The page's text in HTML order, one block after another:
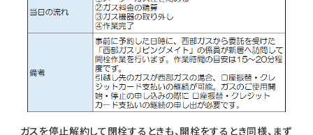
ガスを停止解約して閉栓するときも、開栓をするとき同様、まず